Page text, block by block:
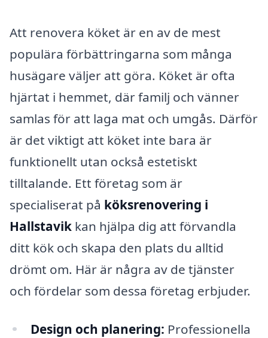
Att renovera köket är en av de mest
populära förbättringarna som många
husägare väljer att göra. Köket är ofta
hjärtat i hemmet, där familj och vänner
samlas för att laga mat och umgås. Därför
är det viktigt att köket inte bara är
funktionellt utan också estetiskt
tilltalande. Ett företag som är
specialiserat på köksrenovering i
Hallstavik kan hjälpa dig att förvandla
ditt kök och skapa den plats du alltid
drömt om. Här är några av de tjänster
och fördelar som dessa företag erbjuder.
Design och planering: Professionella